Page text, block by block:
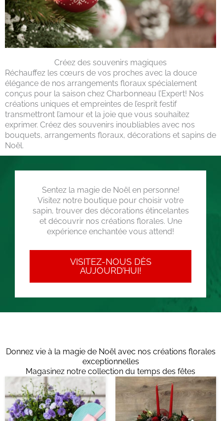
Créez des souvenirs magiques
Réchauffez les cœurs de vos proches avec la douce
élégance de nos arrangements floraux spécialement
conçus pour la saison chez Charbonneau l’Expert! Nos
créations uniques et empreintes de l’esprit festif
transmettront l’amour et la joie que vous souhaitez
exprimer. Créez des souvenirs inoubliables avec nos
bouquets, arrangements floraux, décorations et sapins de
Noël.
Sentez la magie de Noël en personne!
Visitez notre boutique pour choisir votre
sapin, trouver des décorations étincelantes
et découvrir nos créations florales. Une
expérience enchantée vous attend!
VISITEZ-NOUS DÈS
AUJOURD’HUI!
Donnez vie à la magie de Noël avec nos créations florales
exceptionnelles
Magasinez notre collection du temps des fêtes